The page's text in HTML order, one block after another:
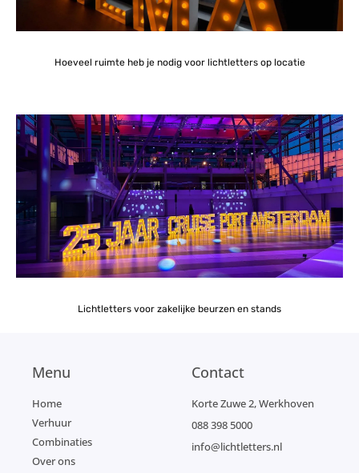
Hoeveel ruimte heb je nodig voor lichtletters op locatie
Lichtletters voor zakelijke beurzen en stands
Menu
Home
Verhuur
Combinaties
Over ons
Contact
Korte Zuwe 2, Werkhoven
088 398 5000
info@lichtletters.nl